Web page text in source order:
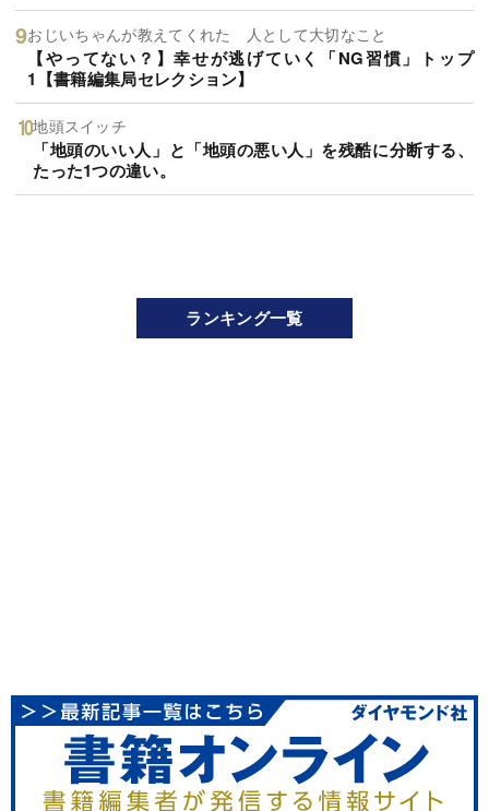
おじいちゃんが教えてくれた 人として大切なこと
【やってない？】幸せが逃げていく「NG習慣」トップ
1【書籍編集局セレクション】
地頭スイッチ
「地頭のいい人」と「地頭の悪い人」を残酷に分断する、
たった1つの違い。
ランキング一覧